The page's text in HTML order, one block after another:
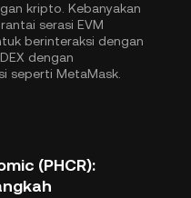
kripto. Kebanyakan
serasi EVM
berinteraksi dengan
dengan
seperti MetaMask.
(PHCR):